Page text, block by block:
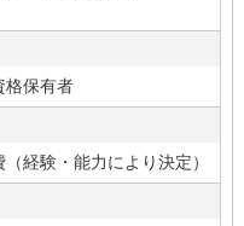
格保有者
経験・能力により決定）